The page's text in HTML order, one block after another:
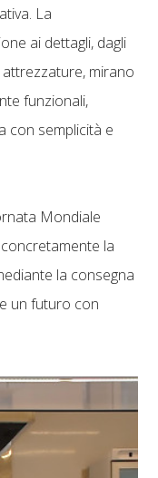
La
ai dettagli, dagli
mirano
funzionali,
con semplicità e
Mondiale
la
la consegna
un futuro con